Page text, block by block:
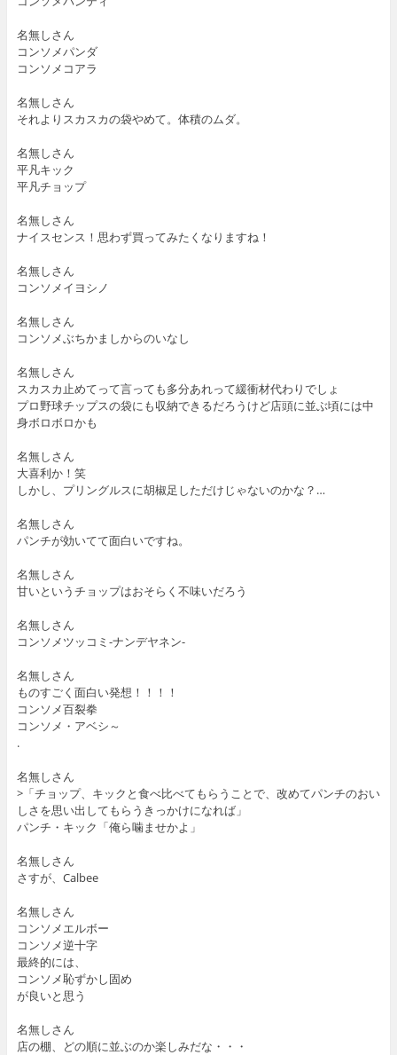
名無しさん
コンソメパンダ
コンソメコアラ
名無しさん
それよりスカスカの袋やめて。体積のムダ。
名無しさん
平凡キック
平凡チョップ
名無しさん
ナイスセンス！思わず買ってみたくなりますね！
名無しさん
コンソメイヨシノ
名無しさん
コンソメぶちかましからのいなし
名無しさん
スカスカ止めてって言っても多分あれって緩衝材代わりでしょ
プロ野球チップスの袋にも収納できるだろうけど店頭に並ぶ頃には中
身ボロボロかも
名無しさん
大喜利か！笑
しかし、プリングルスに胡椒足しただけじゃないのかな？…
名無しさん
パンチが効いてて面白いですね。
名無しさん
甘いというチョップはおそらく不味いだろう
名無しさん
コンソメツッコミ-ナンデヤネン-
名無しさん
ものすごく面白い発想！！！！
コンソメ百裂拳
コンソメ・アベシ～
.
名無しさん
>「チョップ、キックと食べ比べてもらうことで、改めてパンチのおい
しさを思い出してもらうきっかけになれば」
パンチ・キック「俺ら噛ませかよ」
名無しさん
さすが、Calbee
名無しさん
コンソメエルボー
コンソメ逆十字
最終的には、
コンソメ恥ずかし固め
が良いと思う
名無しさん
店の棚、どの順に並ぶのか楽しみだな・・・